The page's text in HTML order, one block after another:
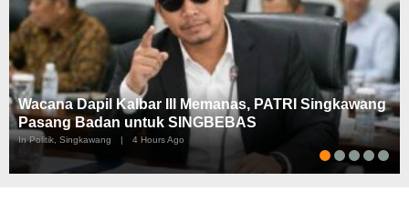
Wacana Dapil Kalbar III Memanas, PATRI Singkawang
Pasang Badan untuk SINGBEBAS
In Politik, Singkawang | 4 Hours Ago